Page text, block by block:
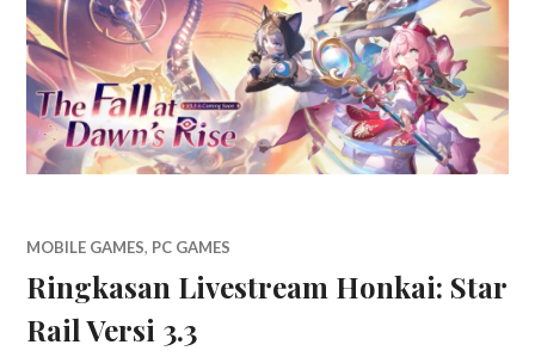
MOBILE GAMES, PC GAMES
Ringkasan Livestream Honkai: Star
Rail Versi 3.3